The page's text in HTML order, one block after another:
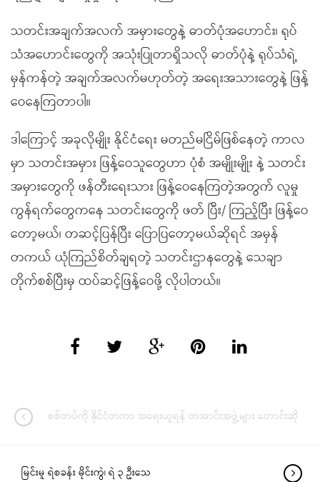
သတင်းအချက်အလက် အမှားတွေနဲ့ ဓာတ်ပုံအဟောင်း၊ ရုပ်
သံအဟောင်းတွေကို အသုံးပြုတာရှိသလို ဓာတ်ပုံနဲ့ ရုပ်သံရဲ့
မှန်ကန်တဲ့ အချက်အလက်မဟုတ်တဲ့ အရေးအသားတွေနဲ့ ဖြန့်
ဝေနေကြတာပါ။
ဒါကြောင့် အခုလိုမျိုး နိုင်ငံရေး မတည်မငြိမ်ဖြစ်နေတဲ့ ကာလ
မှာ သတင်းအမှား ဖြန့်ဝေသူတွေဟာ ပုံစံ အမျိုးမျိုး နဲ့ သတင်း
အမှားတွေကို ဖန်တီးရေးသား ဖြန့်ဝေနေကြတဲ့အတွက် လူမှု
ကွန်ရက်တွေကနေ သတင်းတွေကို ဖတ် ပြီး/ ကြည့်ပြီး ဖြန့်ဝေ
တော့မယ်၊ တဆင့်ပြန်ပြီး ပြောပြတော့မယ်ဆိုရင် အမှန်
တကယ် ယုံကြည်စိတ်ချရတဲ့ သတင်းဌာနတွေနဲ့ သေချာ
တိုက်စစ်ပြီးမှ ထပ်ဆင့်ဖြန့်ဝေဖို့ လိုပါတယ်။
စစ်တပ်ကို နိုင်ငံတကာ အရေးယူရန် တအာင်းအဖွဲ့များ တောင်းဆို
မြင်းမူ ရဲစခန်း မိုင်းကွဲ၊ ရဲ ၃ ဦးသေ